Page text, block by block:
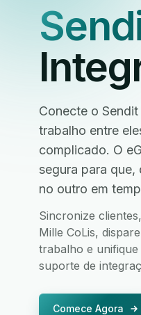
Conecte o
trabalho entre
complicado. O
segura para
no outro em
Sincronize
Mille CoLis,
trabalho e
suporte de
Comece Agora